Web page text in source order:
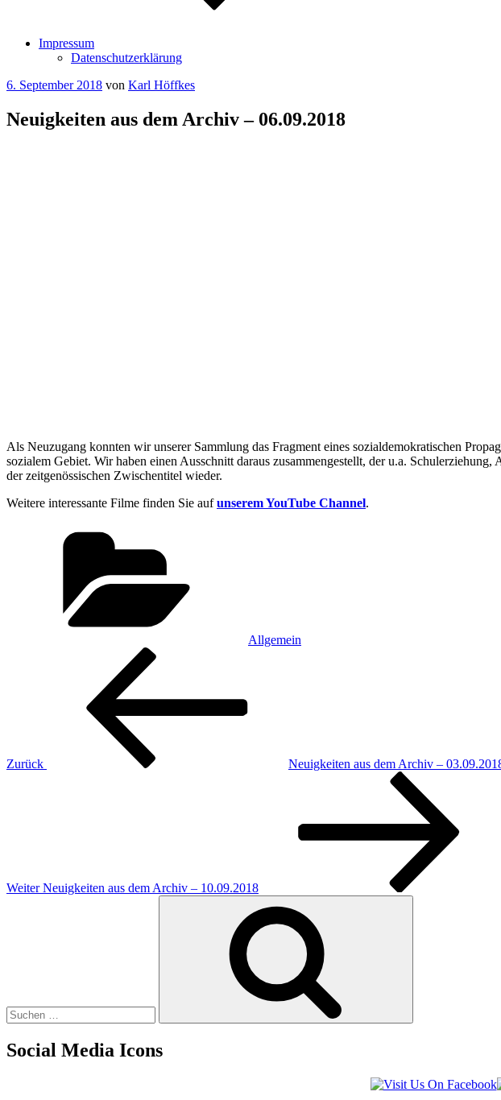
Impressum
Datenschutzerklärung
Veröffentlicht
6. September 2018 von Karl Höffkes
Neuigkeiten aus dem Archiv – 06.09.2018
Als Neuzugang konnten wir unserer Sammlung das Fragment eines sozialdemokratischen
sozialem Gebiet. Wir haben einen Ausschnitt daraus zusammengestellt, der u.a.
der zeitgenössischen Zwischentitel wieder.
Weitere interessante Filme finden Sie aufunserem YouTube Channel.
Allgemein
Beitragsnavigation
Zurück
Neuigkeiten aus dem Archiv –
Weiter Neuigkeiten aus dem Archiv – 10.09.2018
Social Media Icons